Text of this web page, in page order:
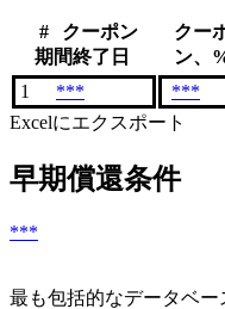
#
クーポン
期間終了日
クー
ン、
1
*** ***
Excelにエクスポート
早期償還条件
***
最も包括的なデータベー